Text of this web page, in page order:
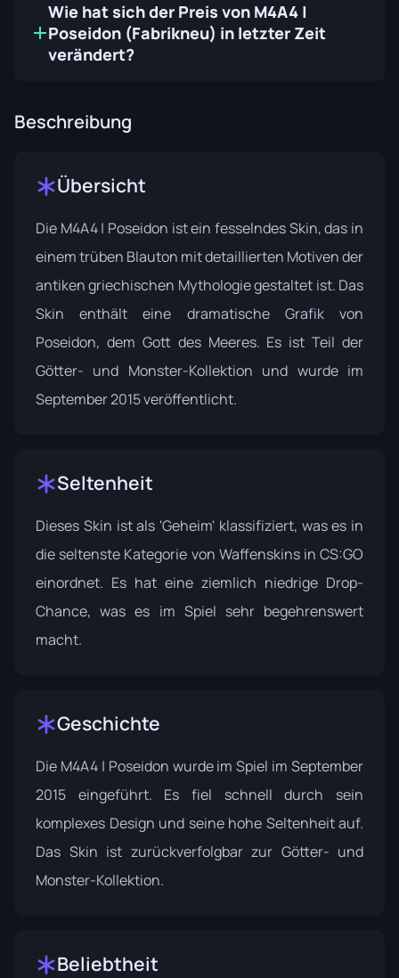
Wie hat sich der Preis von M4A4 |
Poseidon (Fabrikneu) in letzter Zeit
verändert?
Beschreibung
Übersicht
Die M4A4 | Poseidon ist ein fesselndes Skin, das in
einem trüben Blauton mit detaillierten Motiven der
antiken griechischen Mythologie gestaltet ist. Das
Skin enthält eine dramatische Grafik von
Poseidon, dem Gott des Meeres. Es ist Teil der
Götter- und Monster-Kollektion und wurde im
September 2015 veröffentlicht.
Seltenheit
Dieses Skin ist als 'Geheim' klassifiziert, was es in
die seltenste Kategorie von Waffenskins in CS:GO
einordnet. Es hat eine ziemlich niedrige Drop-
Chance, was es im Spiel sehr begehrenswert
macht.
Geschichte
Die M4A4 | Poseidon wurde im Spiel im September
2015 eingeführt. Es fiel schnell durch sein
komplexes Design und seine hohe Seltenheit auf.
Das Skin ist zurückverfolgbar zur Götter- und
Monster-Kollektion.
Beliebtheit